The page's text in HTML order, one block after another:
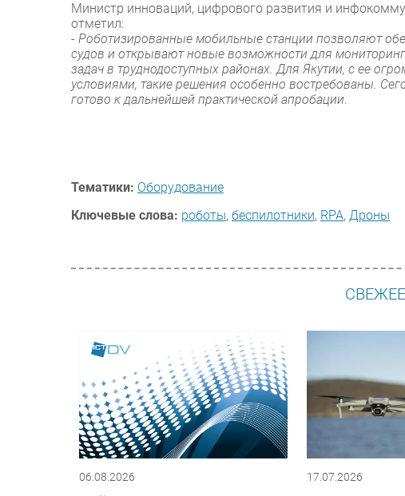
Министр инноваций, цифрового развития и
отметил:
- Роботизированные мобильные станции позволяют
судов и открывают новые возможности для
задач в труднодоступных районах. Для Якутии, с ее
условиями, такие решения особенно востребованы.
готово к дальнейшей практической апробации.
Тематики: Оборудование
Ключевые слова: роботы, беспилотники, RPA, Дроны
06.08.2026 17.07.2026